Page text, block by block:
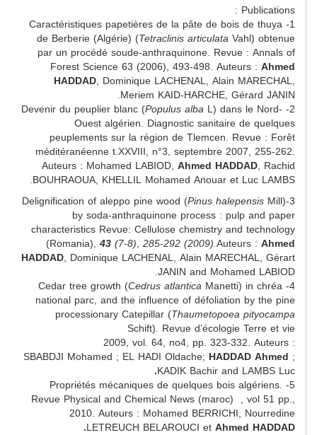
Publications :
1- Caractéristiques papetières de la pâte de bois de thuya
de Berberie (Algérie) (TetraclinisarticulataVahl) obtenue
par un procédé soude-anthraquinone. Revue : Annals of
Forest Science 63 (2006), 493-498. Auteurs : Ahmed
HADDAD, Dominique LACHENAL, Alain MARECHAL,
Meriem KAID-HARCHE, Gérard JANIN.
2- Devenir du peuplier blanc (
Populus alba L) dans le Nord-
Ouest algérien. Diagnostic sanitaire de quelques
peuplements sur la région de Tlemcen. Revue : Forêt
méditéranéenne t.XXVIII, n°3, septembre 2007, 255-262.
Auteurs : Mohamed LABIOD, Ahmed HADDAD, Rachid
BOUHRAOUA, KHELLIL Mohamed Anouar et Luc LAMBS.
3-Delignification of aleppo pine wood (
Pinus halepensis Mill)
by soda-anthraquinone process : pulp and paper
characteristics Revue: Cellulose chemistry and technology
(Romania), 43(7-8), 285-292 (2009).Auteurs : Ahmed
HADDAD, Dominique LACHENAL, Alain MARECHAL, Gérart
JANIN and Mohamed LABIOD.
4- Cedar tree growth (
Cedrus atlantica Manetti) in chréa
national parc, and the influence of défoliation by the pine
processionary Catepillar (Thaumetopoea pityocampa
Schift). Revue d’écologie Terre et vie
2009, vol. 64, no4, pp. 323-332. Auteurs :
SBABDJI Mohamed ; EL HADI Oldache; HADDAD Ahmed ;
KADIK Bachir and LAMBS Luc
.
5- Propriétés mécaniques de quelques bois algériens.
Revue Physical and Chemical News (maroc) , vol 51 pp.,
2010. Auteurs : Mohamed BERRICHI, Nourredine
LETREUCH BELAROUCI etAhmed HADDAD.